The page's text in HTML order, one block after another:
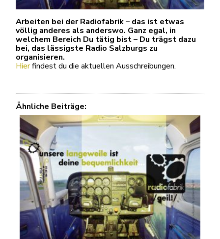
Arbeiten bei der Radiofabrik – das ist etwas
völlig anderes als anderswo. Ganz egal, in
welchem Bereich Du tätig bist – Du trägst dazu
bei, das lässigste Radio Salzburgs zu
organisieren.
Hierfindest du die aktuellen Ausschreibungen.
Ähnliche Beiträge: